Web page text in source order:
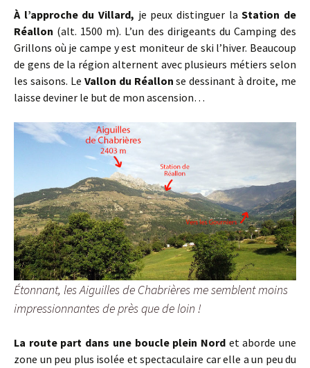
À l’approche du Villard, je peux distinguer laStation de
Réallon (alt. 1500 m). L’un des dirigeants du Camping des
Grillons où je campe y est moniteur de ski l’hiver. Beaucoup
de gens de la région alternent avec plusieurs métiers selon
les saisons. Le Vallon du Réallon se dessinant à droite, me
laisse deviner le but de mon ascension…
Étonnant, les Aiguilles de Chabrières me semblent moins
impressionnantes de près que de loin !
La route part dans une boucle plein Nordet aborde une
zone un peu plus isolée et spectaculaire car elle a un peu du